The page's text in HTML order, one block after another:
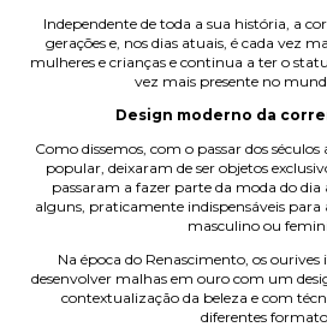
Independente de toda a sua história, a
gerações e, nos dias atuais, é cada vez
mulheres e crianças e continua a ter o
vez mais presente no
Design moderno da
Como dissemos, com o passar dos
popular, deixaram de ser objetos
passaram a fazer parte da moda do dia
alguns, praticamente indispensáveis para
masculino ou
Na época do Renascimento, os
desenvolver malhas em ouro com um
contextualização da beleza e com
diferentes